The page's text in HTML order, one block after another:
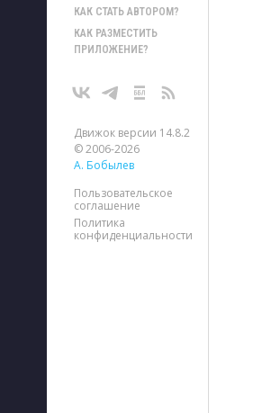
КАК СТАТЬ АВТОРОМ?
КАК РАЗМЕСТИТЬ
ПРИЛОЖЕНИЕ?
Движок версии 14.8.2
© 2006-2026
А. Бобылев
Пользовательское
соглашение
Политика
конфиденциальности